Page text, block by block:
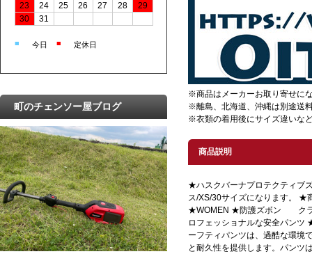
※商品はメーカーお取り寄せに
※離島、北海道、沖縄は別途送
※衣類の着用後にサイズ違いな
商品説明
★ハスクバーナプロテクティブ
ス/XS/30サイズになります。
★WOMEN ★防護ズボン クラ
ロフェッショナルな安全パンツ
ーフティパンツは、過酷な環境
と耐久性を提供します。パンツ
23
24 25 26 27 28
29
30
31
■ 今日 ■ 定休日
町のチェンソー屋ブログ